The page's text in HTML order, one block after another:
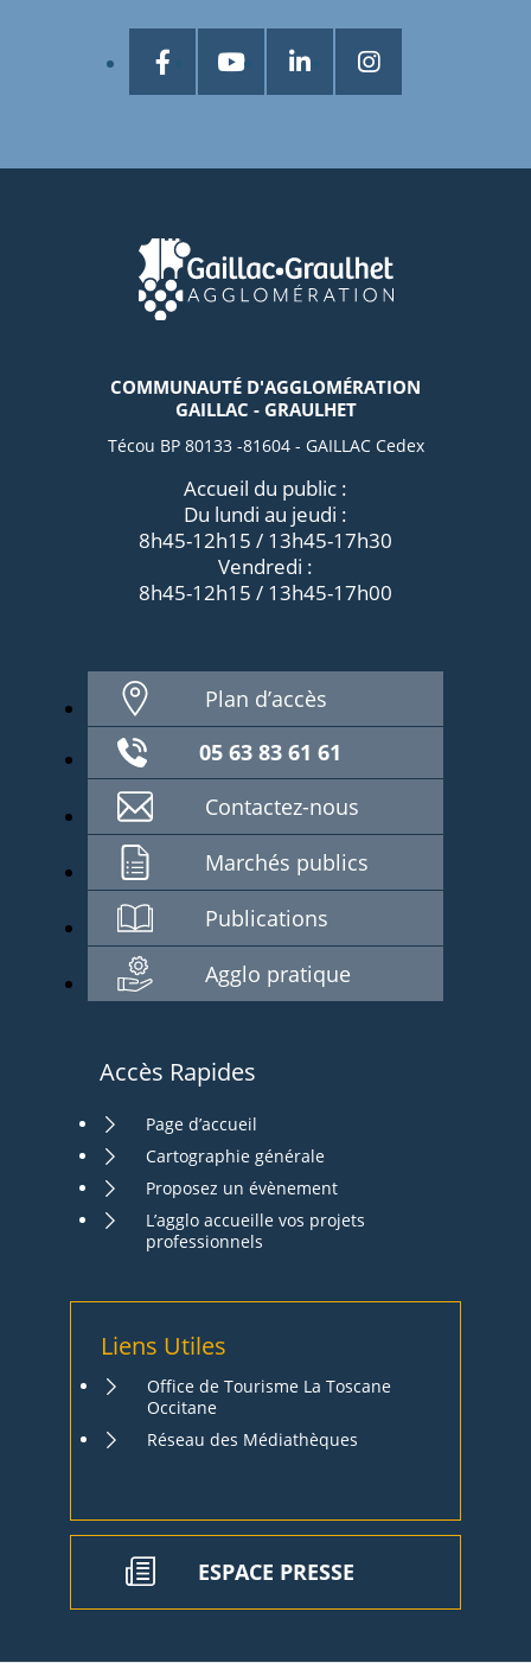
COMMUNAUTÉ D'AGGLOMÉRATION
GAILLAC - GRAULHET
Técou BP 80133 -81604 - GAILLAC Cedex
Accueil du public :
Du lundi au jeudi :
8h45-12h15 / 13h45-17h30
Vendredi :
8h45-12h15 / 13h45-17h00
Plan d’accès
05 63 83 61 61
Contactez-nous
Marchés publics
Publications
Agglo pratique
Accès Rapides
Page d’accueil
Cartographie générale
Proposez un évènement
L’agglo accueille vos projets
professionnels
Liens Utiles
Office de Tourisme La Toscane
Occitane
Réseau des Médiathèques
ESPACE PRESSE